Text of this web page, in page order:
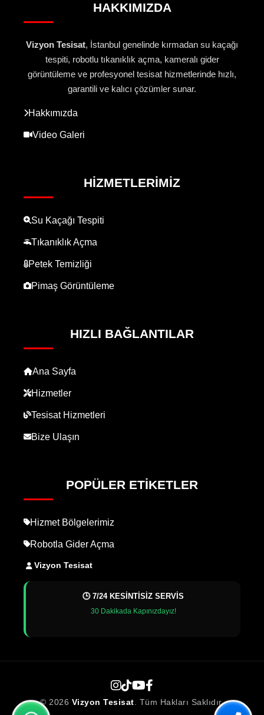
HAKKIMIZDA
Vizyon Tesisat, İstanbul genelinde kırmadan su kaçağı
tespiti, robotlu tıkanıklık açma, kameralı gider
görüntüleme ve profesyonel tesisat hizmetlerinde hızlı,
garantili ve kalıcı çözümler sunar.
Hakkımızda
Video Galeri
HIZMETLERIMIZ
Su Kaçağı Tespiti
Tıkanıklık Açma
Petek Temizliği
Pimaş Görüntüleme
HIZLI BAĞLANTILAR
Ana Sayfa
Hizmetler
Tesisat Hizmetleri
Bize Ulaşın
POPÜLER ETIKETLER
Hizmet Bölgelerimiz
Robotla Gider Açma
Vizyon Tesisat
🕒 7/24 KESİNTİSİZ SERVİS
30 Dakikada Kapınızdayız!
© 2026 Vizyon Tesisat. Tüm Hakları Saklıdır.